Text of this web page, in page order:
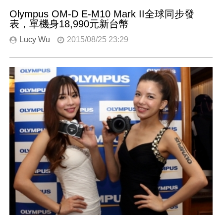
Olympus OM-D E-M10 Mark II全球同步發
表，單機身18,990元新台幣
Lucy Wu 2015/08/25 23:29